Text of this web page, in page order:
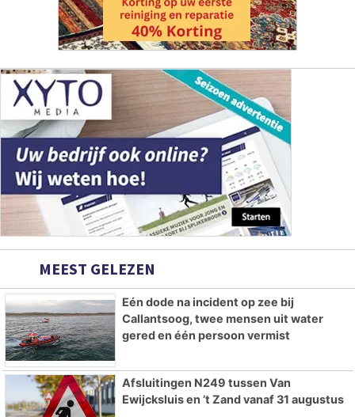
MEEST GELEZEN
Eén dode na incident op zee bij
Callantsoog, twee mensen uit water
gered en één persoon vermist
Afsluitingen N249 tussen Van
Ewijcksluis en ’t Zand vanaf 31 augustus